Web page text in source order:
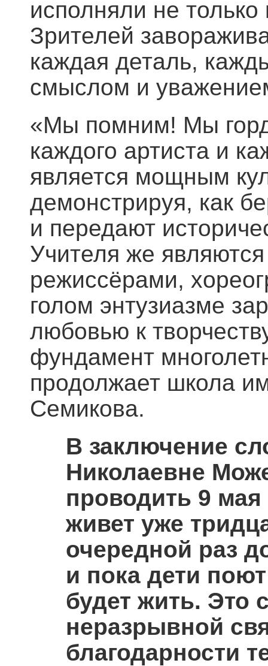
исполняли не
Зрителей
каждая деталь,
смыслом и
«Мы помним! Мы
каждого артиста и
является мощным
демонстрируя, как
и передают
Учителя же
режиссёрами,
голом энтузиазме
любовью к
фундамент
продолжает школа
Семикова.
В заключение
Николаевне
проводить 9
живет уже
очередной раз
и пока дети
будет жить. Это
неразрывной
благодарности